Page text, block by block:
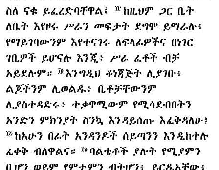
ስለ ናቁ ይፈረድባቸዋል፤
፲፫ ከዚህም ጋር ቤት
ለቤት እየዞሩ ሥራን መፍታት ደግሞ ይማራሉ፥
የማይገባውንም እየተናገሩ ለፍላፊዎችና በነገር
ገቢዎች ይሆናሉ እንጂ፥ ሥራ ፈቶች ብቻ
አይደሉም።
፲፬ እንግዲህ ቆነጃጅት ሊያገቡ፥
ልጆችንም ሊወልዱ፥ ቤቶቻቸውንም
ሊያስተዳድሩ፥ ተቃዋሚውም የሚሳደብበትን
አንድን ምክንያት ስንኳ እንዳይሰጡ እፈቅዳለሁ፤
፲፭ ከአሁን በፊት አንዳንዶች ሰይጣንን እንዲከተሉ
ፈቀቅ ብለዋልና።
፲፮ ባልቴቶች ያሉት የሚያምን